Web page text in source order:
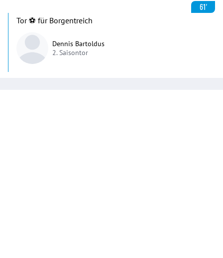
61'
Tor ⚽️ für Borgentreich
Dennis Bartoldus
2. Saisontor